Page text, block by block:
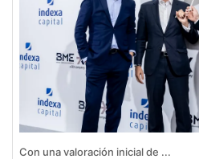
Con una valoración inicial de ...